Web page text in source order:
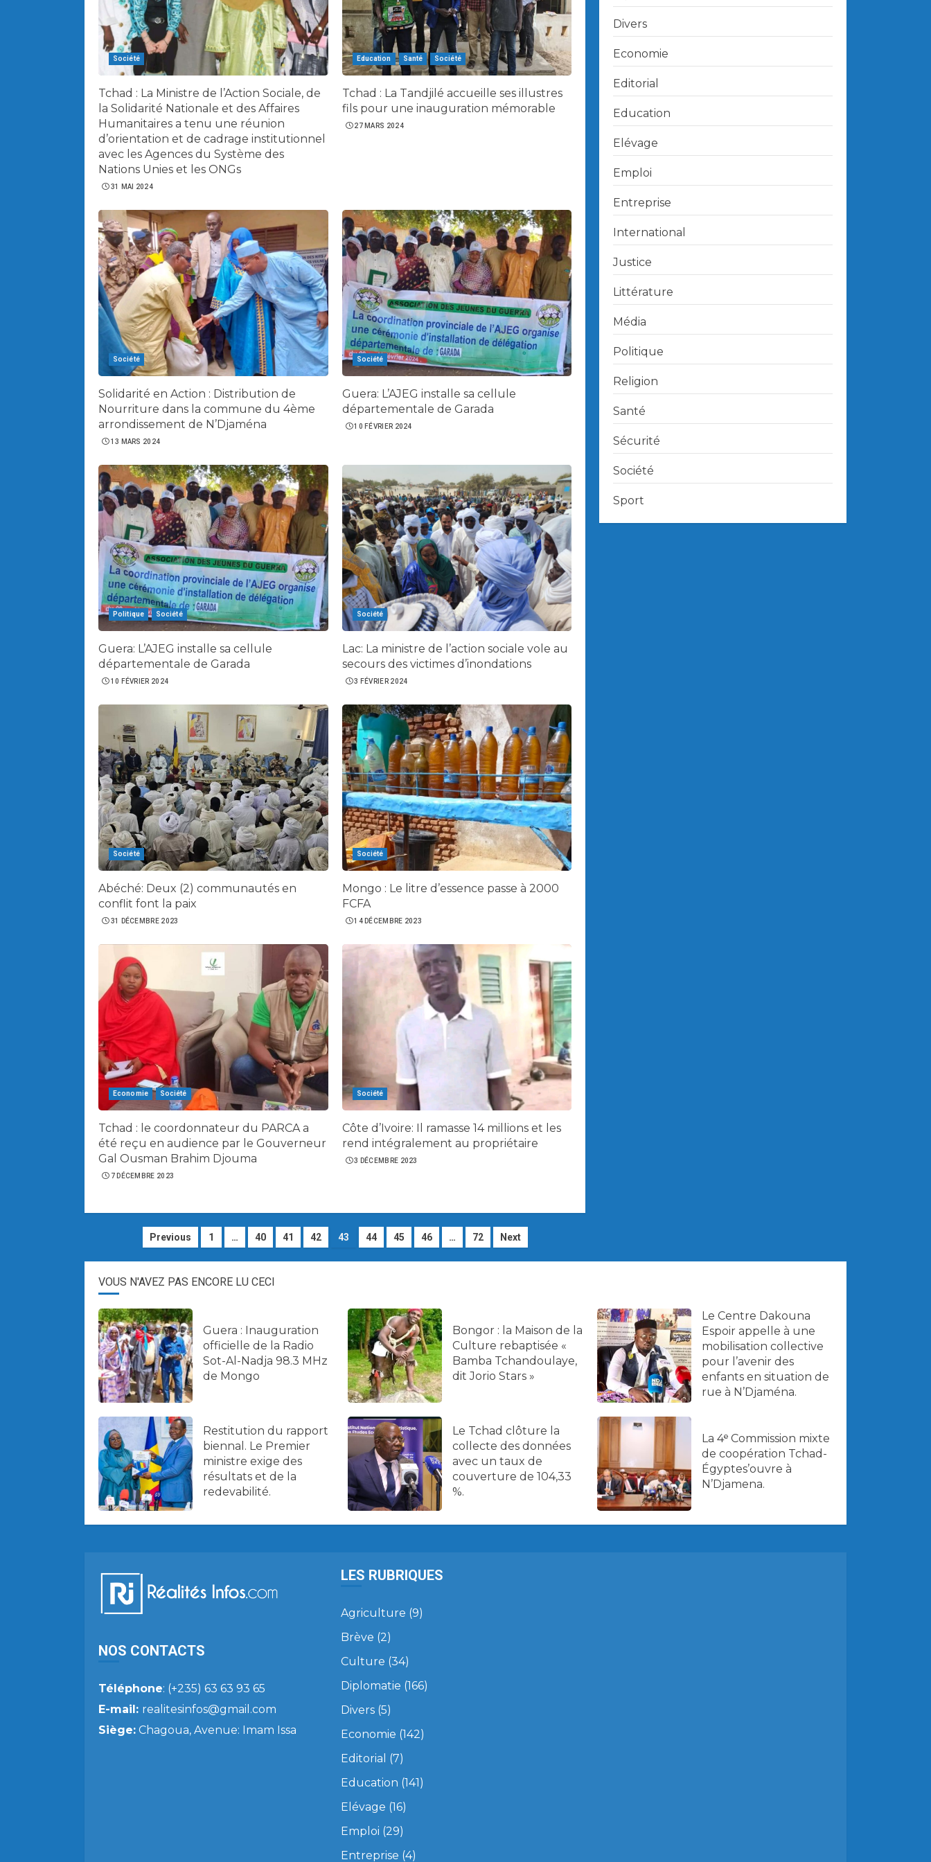
Société
Tchad : La Ministre de l’Action Sociale, de
la Solidarité Nationale et des Affaires
Humanitaires a tenu une réunion
d’orientation et de cadrage institutionnel
avec les Agences du Système des
Nations Unies et les ONGs
31 MAI 2024
Education Santé Société
Tchad : La Tandjilé accueille ses illustres
fils pour une inauguration mémorable
27 MARS 2024
Société
Solidarité en Action : Distribution de
Nourriture dans la commune du 4ème
arrondissement de N’Djaména
13 MARS 2024
Société
Guera: L’AJEG installe sa cellule
départementale de Garada
10 FÉVRIER 2024
Politique Société
Guera: L’AJEG installe sa cellule
départementale de Garada
10 FÉVRIER 2024
Société
Lac: La ministre de l’action sociale vole au
secours des victimes d’inondations
3 FÉVRIER 2024
Société
Abéché: Deux (2) communautés en
conflit font la paix
31 DÉCEMBRE 2023
Société
Mongo : Le litre d’essence passe à 2000
FCFA
14 DÉCEMBRE 2023
Economie Société
Tchad : le coordonnateur du PARCA a
été reçu en audience par le Gouverneur
Gal Ousman Brahim Djouma
7 DÉCEMBRE 2023
Société
Côte d’Ivoire: Il ramasse 14 millions et les
rend intégralement au propriétaire
3 DÉCEMBRE 2023
Navigation
des
articles
Previous 1 … 40 41 42 43 44 45 46 … 72 Next
Divers
Economie
Editorial
Education
Elévage
Emploi
Entreprise
International
Justice
Littérature
Média
Politique
Religion
Santé
Sécurité
Société
Sport
VOUS N'AVEZ PAS ENCORE LU CECI
Guera : Inauguration
officielle de la Radio
Sot-Al-Nadja 98.3 MHz
de Mongo
Bongor : la Maison de la
Culture rebaptisée «
Bamba Tchandoulaye,
dit Jorio Stars »
Le Centre Dakouna
Espoir appelle à une
mobilisation collective
pour l’avenir des
enfants en situation de
rue à N’Djaména.
Restitution du rapport
biennal. Le Premier
ministre exige des
résultats et de la
redevabilité.
Le Tchad clôture la
collecte des données
avec un taux de
couverture de 104,33
%.
La 4ᵉ Commission mixte
de coopération Tchad-
Égyptes’ouvre à
N’Djamena.
NOS CONTACTS
Téléphone: (+235) 63 63 93 65
E-mail: realitesinfos@gmail.com
Siège: Chagoua, Avenue: Imam Issa
LES RUBRIQUES
Agriculture (9)
Brève (2)
Culture (34)
Diplomatie (166)
Divers(5)
Economie (142)
Editorial (7)
Education (141)
Elévage (16)
Emploi (29)
Entreprise (4)